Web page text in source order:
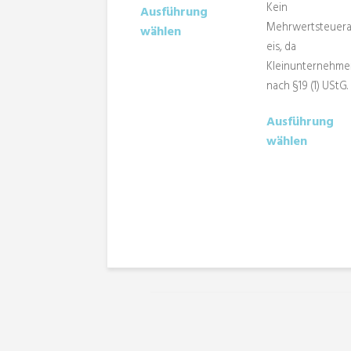
Ausführung
wählen
Produkt
weist
mehrere
Varianten
Optionen
Kein
eis, da
nach §19 (1) UStG.
Ausführung
wählen